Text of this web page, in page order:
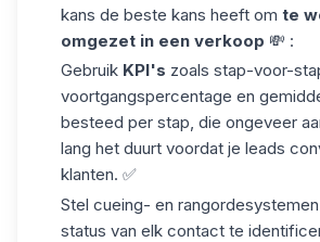
kans de beste kans heeft om te
omgezet in een verkoop 💸 :
Gebruik KPI's zoals stap-voor-
voortgangspercentage en
besteed per stap, die ongeveer
lang het duurt voordat je leads
klanten. ✅
Stel cueing- en
status van elk contact te